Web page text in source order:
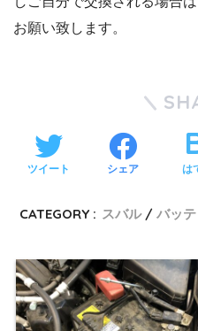
お願い致します。
ツイート シェア は
CATEGORY : スバル バッ